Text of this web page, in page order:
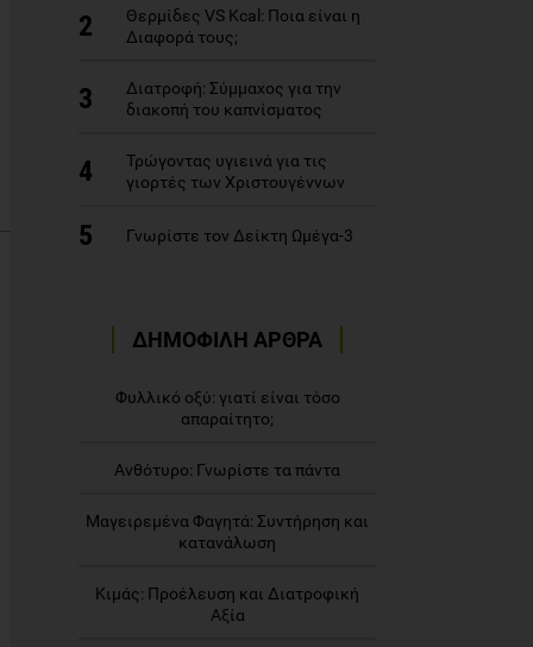
2
Θερμίδες VS Kcal: Ποια είναι η
Διαφορά τους;
3
Διατροφή: Σύμμαχος για την
διακοπή του καπνίσματος
4
Τρώγοντας υγιεινά για τις
γιορτές των Χριστουγέννων
5 Γνωρίστε τον Δείκτη Ωμέγα-3
ΔΗΜΟΦΙΛΗ ΑΡΘΡΑ
Φυλλικό οξύ: γιατί είναι τόσο
απαραίτητο;
Ανθότυρο: Γνωρίστε τα πάντα
Μαγειρεμένα Φαγητά: Συντήρηση και
κατανάλωση
Κιμάς: Προέλευση και Διατροφική
Αξία